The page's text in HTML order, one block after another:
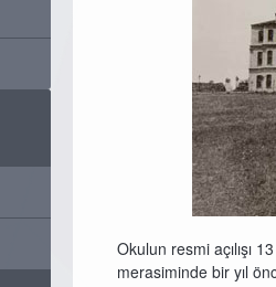
Okulun resmi açılışı
merasiminde bir yıl